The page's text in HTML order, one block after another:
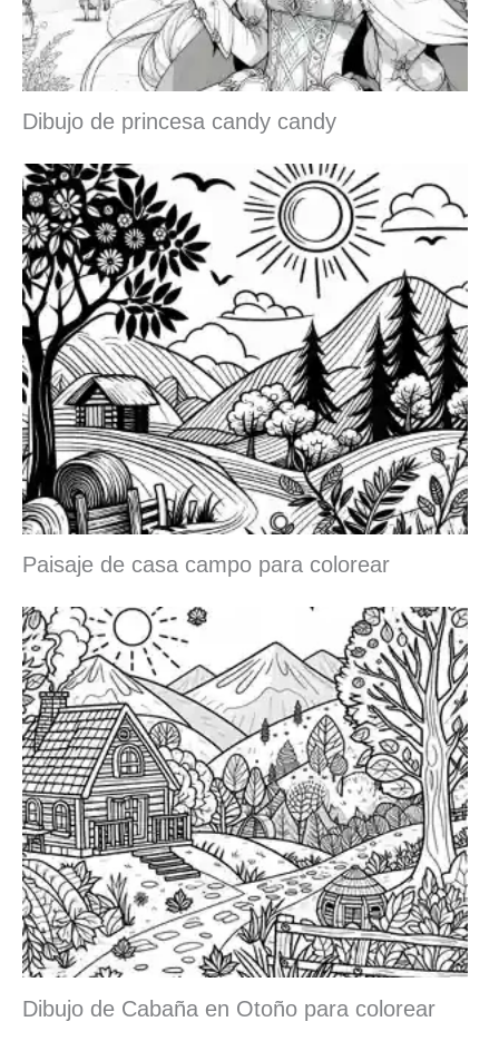
Dibujo de princesa candy candy
Paisaje de casa campo para colorear
Dibujo de Cabaña en Otoño para colorear